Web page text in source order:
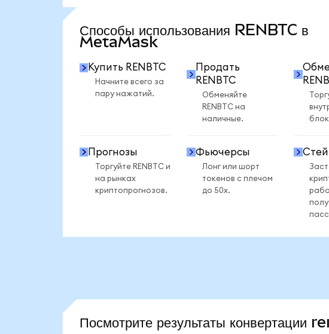
Способы использования RENBTC в
MetaMask
Купить RENBTC
Начните всего за
пару нажатий.
Продать
RENBTC
Обменяйте
RENBTC на
наличные.
Прогнозы
Торгуйте RENBTC и
на рынках
криптопрогнозов.
Фьючерсы
Лонг или шорт
токенов с плечом
до 50x.
Посмотрите результаты конвертации